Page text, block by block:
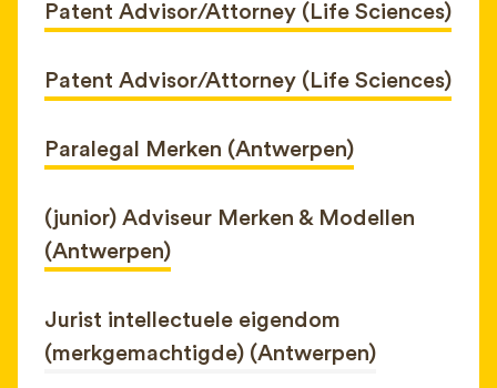
Patent Advisor/Attorney (Life Sciences)
Patent Advisor/Attorney (Life Sciences)
Paralegal Merken (Antwerpen)
(junior) Adviseur Merken & Modellen
(Antwerpen)
Jurist intellectuele eigendom
(merkgemachtigde) (Antwerpen)